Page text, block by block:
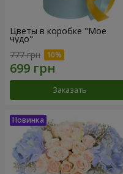
Цветы в коробке "Мое
чудо"
777 грн
Заказать